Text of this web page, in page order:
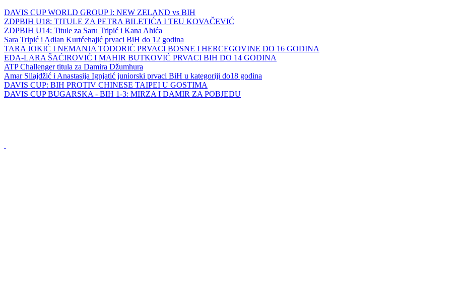
DAVIS CUP WORLD GROUP I: NEW ZELAND vs BIH
ZDPBIH U18: TITULE ZA PETRA BILETIĆA I TEU KOVAČEVIĆ
ZDPBIH U14: Titule za Saru Tripić i Kana Ahića
Sara Tripić i Adian Kurtćehajić prvaci BiH do 12 godina
TARA JOKIĆ I NEMANJA TODORIĆ PRVACI BOSNE I HERCEGOVINE DO 16 GODINA
EDA-LARA ŠAĆIROVIĆ I MAHIR BUTKOVIĆ PRVACI BIH DO 14 GODINA
ATP Challenger titula za Damira Džumhura
Amar Silajdžić i Anastasija Ignjatić juniorski prvaci BiH u kategoriji do18 godina
DAVIS CUP: BIH PROTIV CHINESE TAIPEI U GOSTIMA
DAVIS CUP BUGARSKA - BIH 1-3: MIRZA I DAMIR ZA POBJEDU